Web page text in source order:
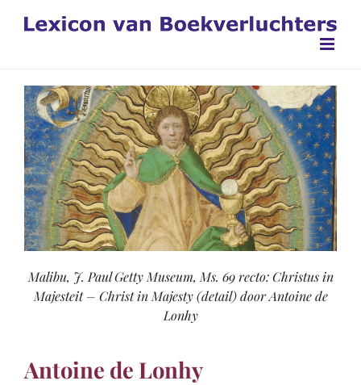
naar
Malibu, J. Paul Getty Museum, Ms. 69 recto: Christus in
Majesteit – Christ in Majesty (detail) door Antoine de
Lonhy
Antoine de Lonhy